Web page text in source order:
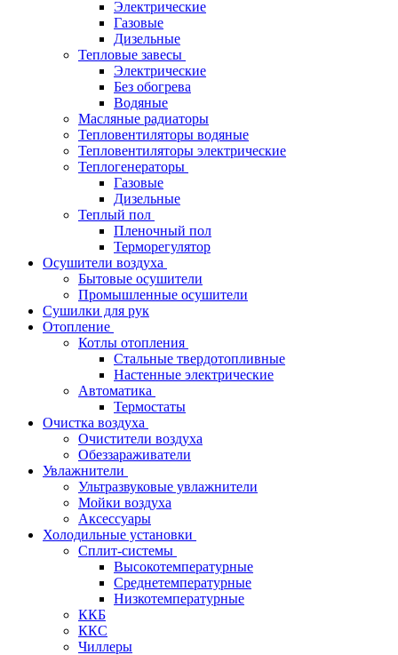
Электрические
Газовые
Дизельные
Тепловые завесы
Электрические
Без обогрева
Водяные
Масляные радиаторы
Тепловентиляторы водяные
Тепловентиляторы электрические
Теплогенераторы
Газовые
Дизельные
Теплый пол
Пленочный пол
Терморегулятор
Осушители воздуха
Бытовые осушители
Промышленные осушители
Сушилки для рук
Отопление
Котлы отопления
Стальные твердотопливные
Настенные электрические
Автоматика
Термостаты
Очистка воздуха
Очистители воздуха
Обеззараживатели
Увлажнители
Ультразвуковые увлажнители
Мойки воздуха
Аксессуары
Холодильные установки
Сплит-системы
Высокотемпературные
Среднетемпературные
Низкотемпературные
ККБ
ККС
Чиллеры